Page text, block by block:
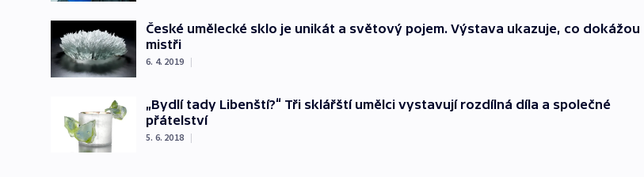
České umělecké sklo je unikát a světový pojem. Výstava ukazuje, co dokážou
mistři
6. 4. 2019 |
„Bydlí tady Libenští?“ Tři sklářští umělci vystavují rozdílná díla a společné
přátelství
5. 6. 2018 |